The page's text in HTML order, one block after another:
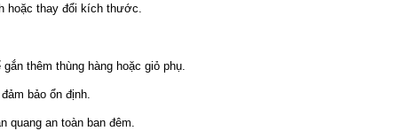
hoặc thay đổi kích thước.
thêm thùng hàng hoặc giỏ phụ.
bảo ổn định.
quang an toàn ban đêm.